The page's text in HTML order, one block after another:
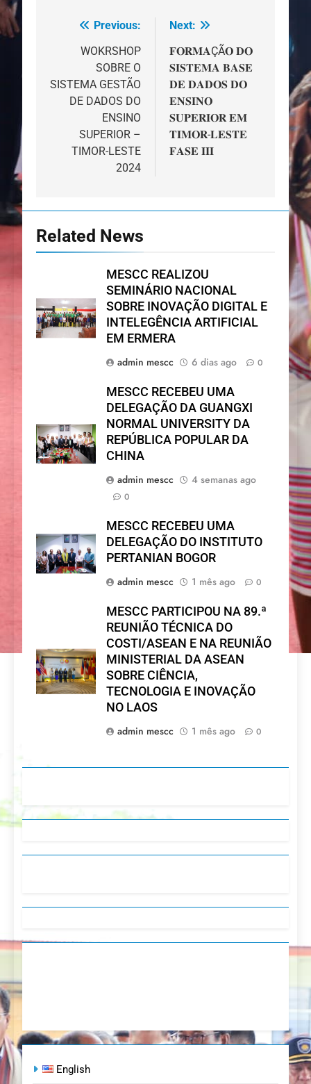
Navegação
artigos
Previous:
WOKRSHOP
SOBRE O
SISTEMA GESTÃO
DE DADOS DO
ENSINO
SUPERIOR –
TIMOR-LESTE
2024
Next:
𝐅𝐎𝐑𝐌𝐀ÇÃ𝐎 𝐃𝐎
𝐒𝐈𝐒𝐓𝐄𝐌𝐀 𝐁𝐀𝐒𝐄
𝐃𝐄 𝐃𝐀𝐃𝐎𝐒 𝐃𝐎
𝐄𝐍𝐒𝐈𝐍𝐎
𝐒𝐔𝐏𝐄𝐑𝐈𝐎𝐑 𝐄𝐌
𝐓𝐈𝐌𝐎𝐑-𝐋𝐄𝐒𝐓𝐄
𝐅𝐀𝐒𝐄 𝐈𝐈𝐈
Related News
MESCC REALIZOU
SEMINÁRIO NACIONAL
SOBRE INOVAÇÃO DIGITAL E
INTELEGÊNCIA ARTIFICIAL
EM ERMERA
admin mescc
6 dias ago 0
MESCC RECEBEU UMA
DELEGAÇÃO DA GUANGXI
NORMAL UNIVERSITY DA
REPÚBLICA POPULAR DA
CHINA
admin mescc
4 semanas ago
0
MESCC RECEBEU UMA
DELEGAÇÃO DO INSTITUTO
PERTANIAN BOGOR
admin mescc
1 mês ago 0
MESCC PARTICIPOU NA 89.ª
REUNIÃO TÉCNICA DO
COSTI/ASEAN E NA REUNIÃO
MINISTERIAL DA ASEAN
SOBRE CIÊNCIA,
TECNOLOGIA E INOVAÇÃO
NO LAOS
admin mescc
1 mês ago 0
English